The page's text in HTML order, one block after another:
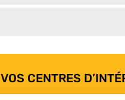
VOS CENTRES